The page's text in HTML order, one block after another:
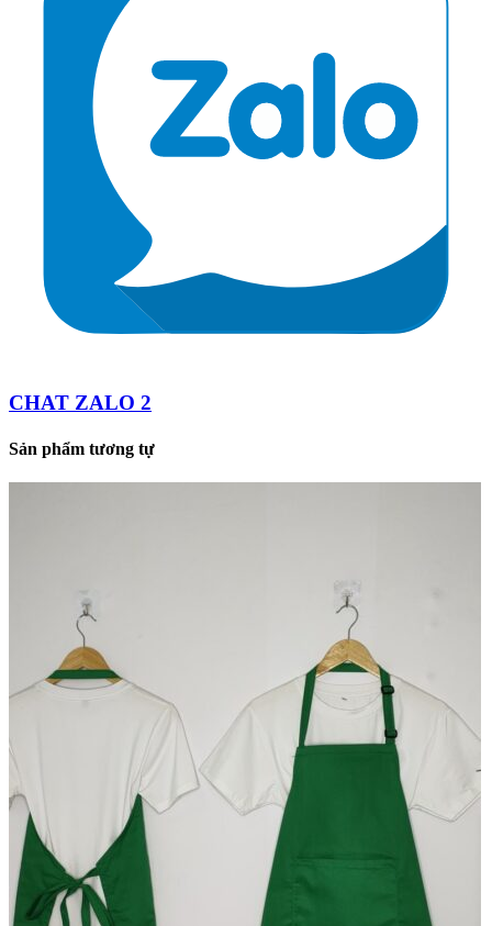
CHAT ZALO 2
Sản phẩm tương tự